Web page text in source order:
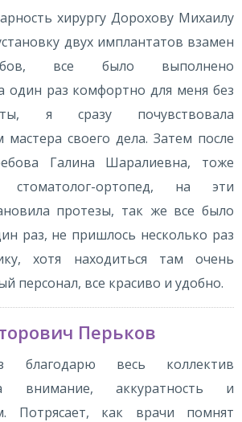
хирургу Дорохову Михаилу
двух имплантатов взамен
все было выполнено
один раз комфортно для меня без
я сразу почувствовала
мастера своего дела. Затем после
Галина Шаралиевна, тоже
стоматолог-ортопед, на эти
протезы, так же все было
раз, не пришлось несколько раз
хотя находиться там очень
персонал, все красиво и удобно.
Перьков
благодарю весь коллектив
внимание, аккуратность и
Потрясает, как врачи помнят